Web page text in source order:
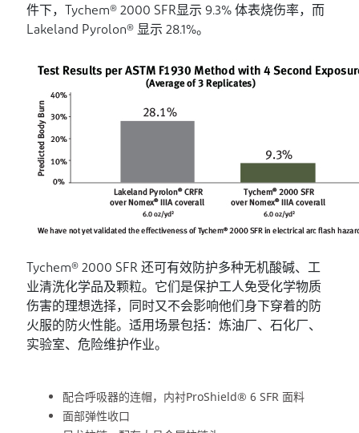
件下，Tychem® 2000 SFR显示 9.3% 体表烧伤率，而
Lakeland Pyrolon® 显示 28.1%。
Tychem® 2000 SFR 还可有效防护多种无机酸碱、工
业清洗化学品及颗粒。它们是保护工人免受化学物质
伤害的理想选择，同时又不会影响他们身下穿着的防
火服的防火性能。适用场景包括：炼油厂、石化厂、
实验室、危险维护作业。
配合呼吸器的连帽，内衬ProShield® 6 SFR 面料
面部弹性收口